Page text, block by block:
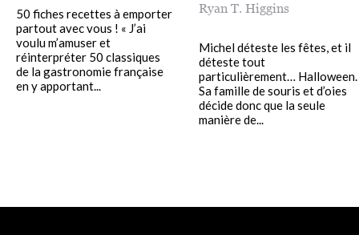
50 fiches recettes à emporter
partout avec vous ! « J’ai
voulu m’amuser et
réinterpréter 50 classiques
de la gastronomie française
en y apportant...
Ryan T. Higgins
Michel déteste les fêtes, et il
déteste tout
particulièrement… Halloween.
Sa famille de souris et d’oies
décide donc que la seule
manière de...